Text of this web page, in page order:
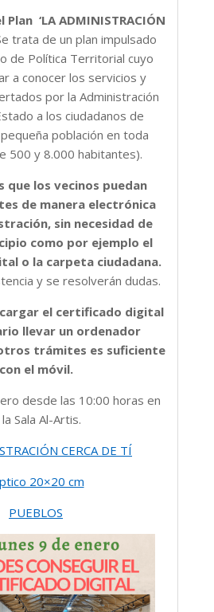
Plan ‘LA ADMINISTRACIÓN
trata de un plan impulsado
de Política Territorial cuyo
a conocer los servicios y
por la Administración
a los ciudadanos de
población en toda
500 y 8.000 habitantes).
que los vecinos puedan
de manera electrónica
sin necesidad de
como por ejemplo el
o la carpeta ciudadana.
y se resolverán dudas.
el certificado digital
llevar un ordenador
trámites es suficiente
con el móvil.
desde las 10:00 horas en
la Sala Al-Artis.
CERCA DE TÍ
20×20 cm
PUEBLOS